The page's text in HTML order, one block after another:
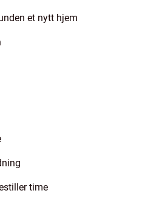
et nytt hjem
time